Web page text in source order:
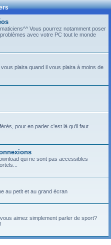
Vous pourrez notamment poser
avec votre PC tout le monde
plaira quand il vous plaira à moins de
pour en parler c'est là qu'il faut
qui ne sont pas accessibles
au petit et au grand écran
aimez simplement parler de sport?